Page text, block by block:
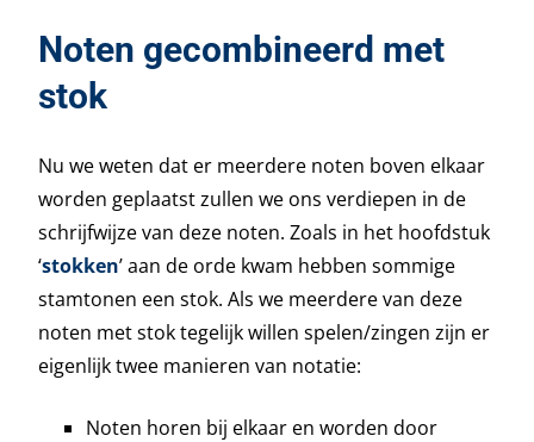
Noten gecombineerd met
stok
Nu we weten dat er meerdere noten boven elkaar
worden geplaatst zullen we ons verdiepen in de
schrijfwijze van deze noten. Zoals in het hoofdstuk
‘stokken’ aan de orde kwam hebben sommige
stamtonen een stok. Als we meerdere van deze
noten met stok tegelijk willen spelen/zingen zijn er
eigenlijk twee manieren van notatie:
Noten horen bij elkaar en worden door